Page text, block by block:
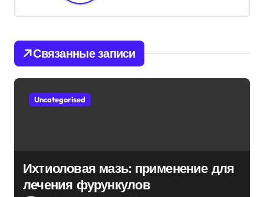
и
я
п
о
и
Связанные записи
Uncategorised
Ихтиоловая мазь: применение для
лечения фурункулов